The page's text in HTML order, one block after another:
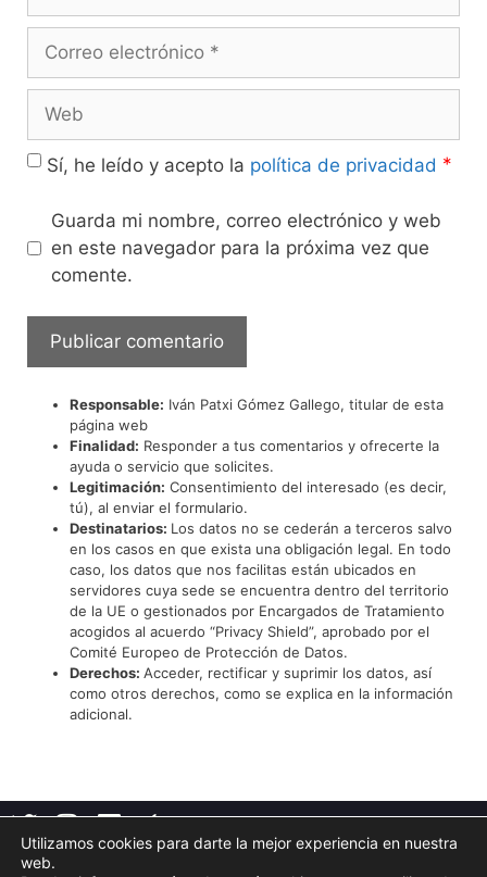
Sí, he leído y acepto la política de privacidad *
Guarda mi nombre, correo electrónico y web
en este navegador para la próxima vez que
comente.
Responsable: Iván Patxi Gómez Gallego, titular de esta
página web
Finalidad: Responder a tus comentarios y ofrecerte la
ayuda o servicio que solicites.
Legitimación: Consentimiento del interesado (es decir,
tú), al enviar el formulario.
Destinatarios: Los datos no se cederán a terceros salvo
en los casos en que exista una obligación legal. En todo
caso, los datos que nos facilitas están ubicados en
servidores cuya sede se encuentra dentro del territorio
de la UE o gestionados por Encargados de Tratamiento
acogidos al acuerdo “Privacy Shield”, aprobado por el
Comité Europeo de Protección de Datos.
Derechos: Acceder, rectificar y suprimir los datos, así
como otros derechos, como se explica en la información
adicional.
Utilizamos cookies para darte la mejor experiencia en nuestra
web.